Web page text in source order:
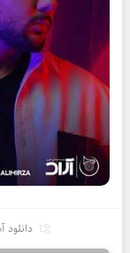
دانلود